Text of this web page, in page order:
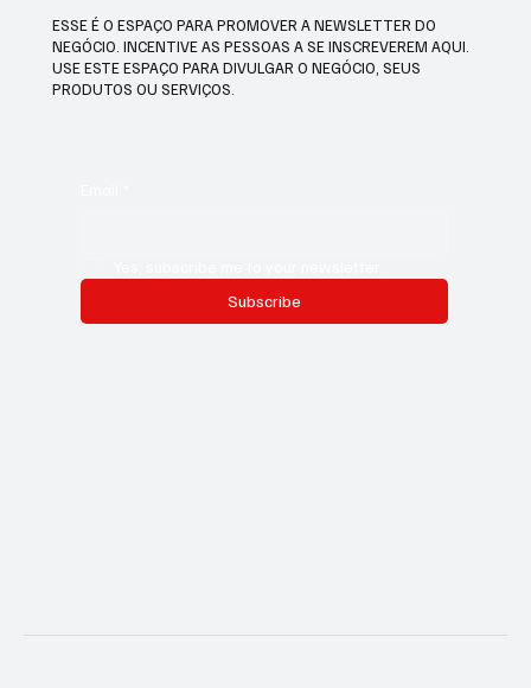
ESSE É O ESPAÇO PARA PROMOVER A NEWSLETTER DO
NEGÓCIO. INCENTIVE AS PESSOAS A SE INSCREVEREM AQUI.
USE ESTE ESPAÇO PARA DIVULGAR O NEGÓCIO, SEUS
PRODUTOS OU SERVIÇOS.
Subscribe